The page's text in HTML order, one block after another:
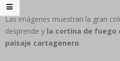
Las imágenes muestran la gran
desprende y la cortina de fuego
paisaje cartagenero.